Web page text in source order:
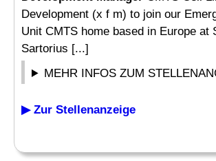
Development (x f m) to join our
Unit CMTS home based in Europe at
Sartorius [...]
MEHR INFOS ZUM
▶ Zur Stellenanzeige